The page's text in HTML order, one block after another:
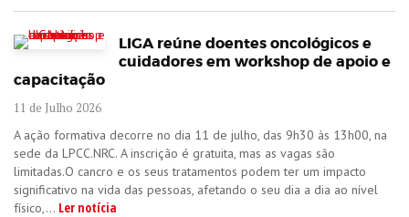
LIGA reúne doentes oncológicos e
cuidadores em workshop de apoio e
capacitação
11 de Julho 2026
A ação formativa decorre no dia 11 de julho, das 9h30 às 13h00, na
sede da LPCC.NRC. A inscrição é gratuita, mas as vagas são
limitadas.O cancro e os seus tratamentos podem ter um impacto
significativo na vida das pessoas, afetando o seu dia a dia ao nível
físico,... Ler notícia